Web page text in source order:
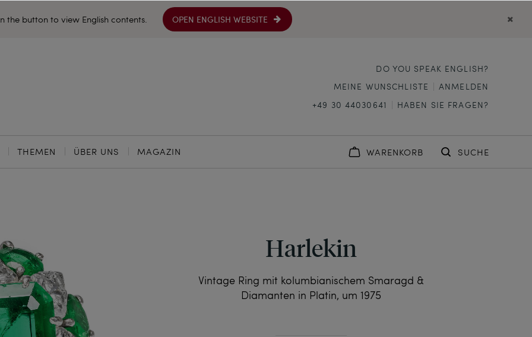
the button to view English contents. OPEN ENGLISH WEBSITE
DO YOU SPEAK ENGLISH?
MEINE WUNSCHLISTE
ANMELDEN
+49 30 44030641
HABEN SIE FRAGEN?
THEMEN ÜBER UNS MAGAZIN WARENKORB SUCHE
Harlekin
Vintage Ring mit kolumbianischem Smaragd &
Diamanten in Platin, um 1975